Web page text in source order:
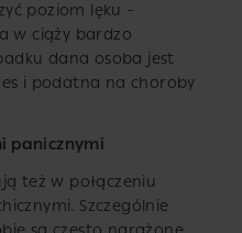
poziom lęku –
w ciąży bardzo
dana osoba jest
i podatna na choroby
panicznymi
też w połączeniu
Szczególnie